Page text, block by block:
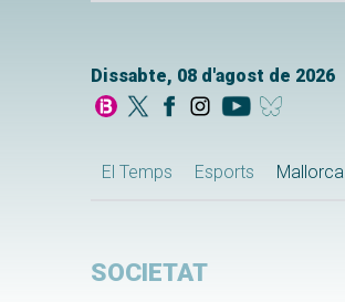
Dissabte, 08 d'agost de 2026
El Temps Esports Mallorca
SOCIETAT